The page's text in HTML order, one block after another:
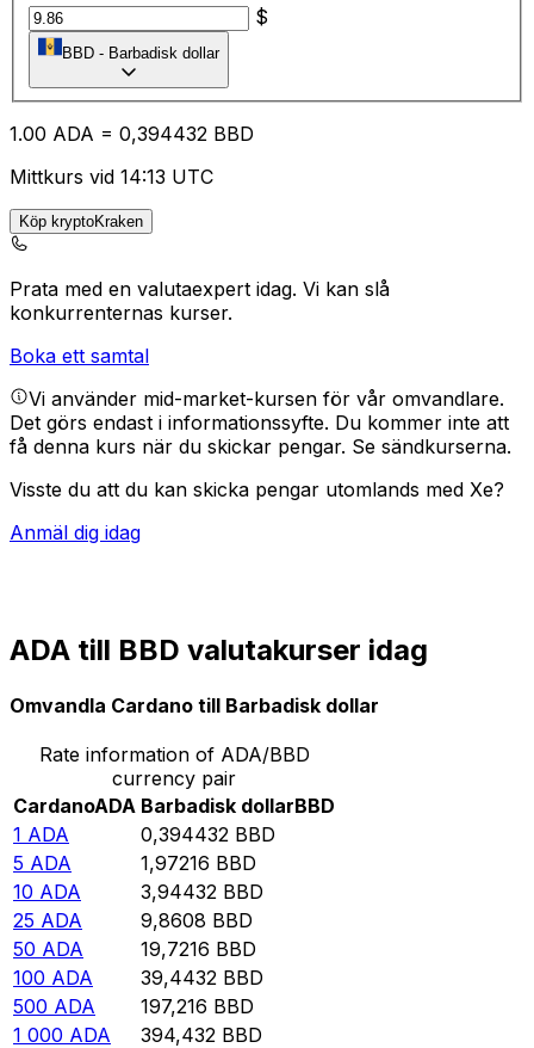
$
BBD - Barbadisk dollar
1.00 ADA = 0,394432 BBD
Mittkurs vid 14:13 UTC
Köp kryptoKraken
Prata med en valutaexpert idag. Vi kan slå
konkurrenternas kurser.
Boka ett samtal
Vi använder mid-market-kursen för vår omvandlare.
Det görs endast i informationssyfte. Du kommer inte att
få denna kurs när du skickar pengar. Se sändkurserna.
Visste du att du kan skicka pengar utomlands med Xe?
Anmäl dig idag
ADA till BBD valutakurser idag
Omvandla Cardano till Barbadisk dollar
Rate information of ADA/BBD
currency pair
CardanoADA Barbadisk dollarBBD
1 ADA 0,394432 BBD
5 ADA 1,97216 BBD
10 ADA 3,94432 BBD
25 ADA 9,8608 BBD
50 ADA 19,7216 BBD
100 ADA 39,4432 BBD
500 ADA 197,216 BBD
1 000 ADA 394,432 BBD